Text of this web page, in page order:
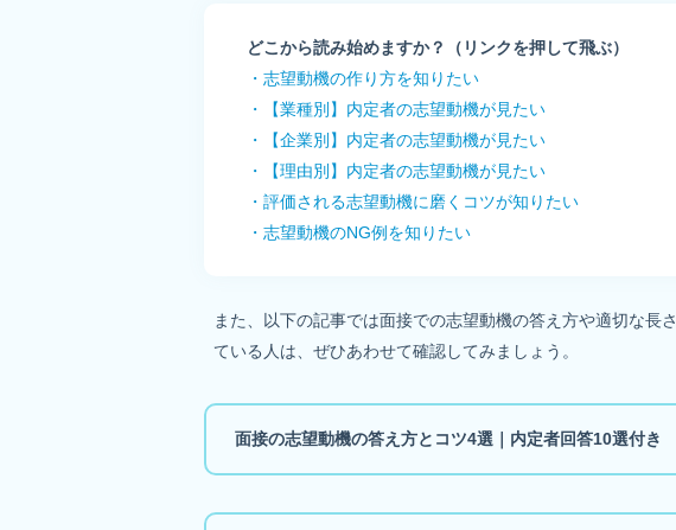
どこから読み始めますか？（リンクを押して飛ぶ）
・志望動機の作り方を知りたい
・【業種別】内定者の志望動機が見たい
・【企業別】内定者の志望動機が見たい
・【理由別】内定者の志望動機が見たい
・評価される志望動機に磨くコツが知りたい
・志望動機のNG例を知りたい
また、以下の記事では面接での志望動機の答え方や適切な長
ている人は、ぜひあわせて確認してみましょう。
面接の志望動機の答え方とコツ4選｜内定者回答10選付き